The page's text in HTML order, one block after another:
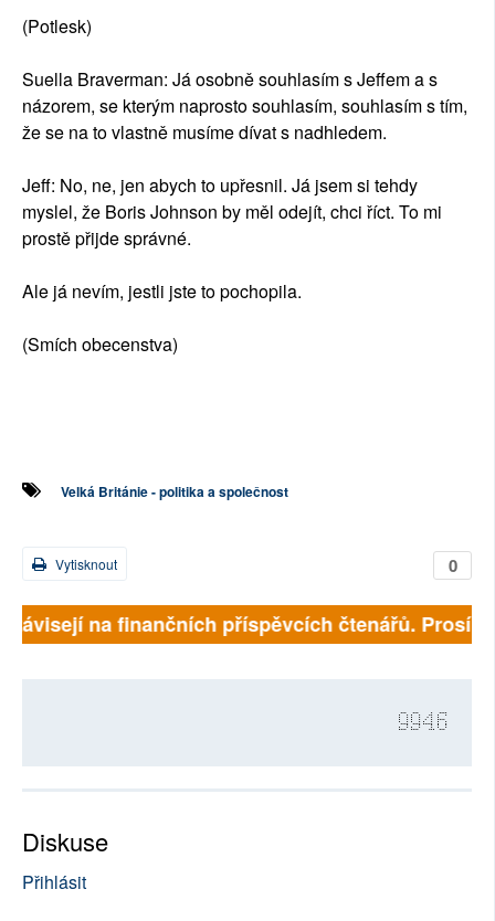
(Potlesk)
Suella Braverman: Já osobně souhlasím s Jeffem a s
názorem, se kterým naprosto souhlasím, souhlasím s tím,
že se na to vlastně musíme dívat s nadhledem.
Jeff: No, ne, jen abych to upřesnil. Já jsem si tehdy
myslel, že Boris Johnson by měl odejít, chci říct. To mi
prostě přijde správné.
Ale já nevím, jestli jste to pochopila.
(Smích obecenstva)
Velká Británie - politika a společnost
0
Vytisknout
na finančních příspěvcích čtenářů.
9946
Diskuse
Přihlásit